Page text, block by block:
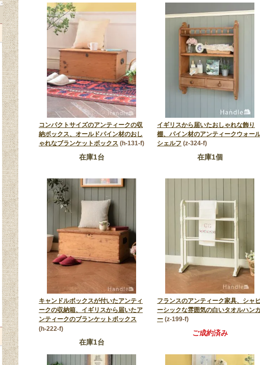
コンパクトサイズのアンティークの収
納ボックス、オールドパイン材のおし
ゃれなブランケットボックス (h-131-f)
在庫1台
イギリスから届いたおしゃれな飾り
棚、パイン材のアンティークウォー
シェルフ (z-324-f)
在庫1個
キャンドルボックスが付いたアンティ
ークの収納箱、イギリスから届いたア
ンティークのブランケットボックス
(h-222-f)
在庫1台
フランスのアンティーク家具、シャ
ーシックな雰囲気の白いタオルハン
ー (z-199-f)
ご成約済み